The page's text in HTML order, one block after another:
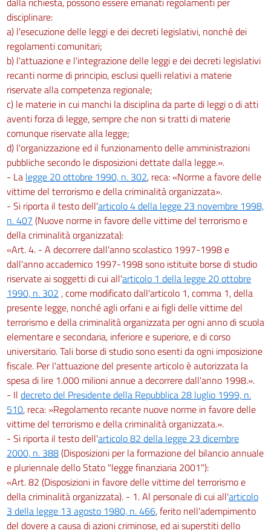
disciplinare:
a) l'esecuzione delle leggi e dei decreti legislativi, nonché dei
regolamenti comunitari;
b) l'attuazione e l'integrazione delle leggi e dei decreti legislativi
recanti norme di principio, esclusi quelli relativi a materie
riservate alla competenza regionale;
c) le materie in cui manchi la disciplina da parte di leggi o di atti
aventi forza di legge, sempre che non si tratti di materie
comunque riservate alla legge;
d) l'organizzazione ed il funzionamento delle amministrazioni
pubbliche secondo le disposizioni dettate dalla legge.».
- La legge 20 ottobre 1990, n. 302, reca: «Norme a favore delle
vittime del terrorismo e della criminalità organizzata».
- Si riporta il testo dell'articolo 4 della legge 23 novembre 1998,
n. 407 (Nuove norme in favore delle vittime del terrorismo e
della criminalità organizzata):
«Art. 4. - A decorrere dall'anno scolastico 1997-1998 e
dall'anno accademico 1997-1998 sono istituite borse di studio
riservate ai soggetti di cui all'articolo 1 della legge 20 ottobre
1990, n. 302 , come modificato dall'articolo 1, comma 1, della
presente legge, nonché agli orfani e ai figli delle vittime del
terrorismo e della criminalità organizzata per ogni anno di scuola
elementare e secondaria, inferiore e superiore, e di corso
universitario. Tali borse di studio sono esenti da ogni imposizione
fiscale. Per l'attuazione del presente articolo è autorizzata la
spesa di lire 1.000 milioni annue a decorrere dall'anno 1998.».
- Il decreto del Presidente della Repubblica 28 luglio 1999, n.
510, reca: »Regolamento recante nuove norme in favore delle
vittime del terrorismo e della criminalità organizzata.».
- Si riporta il testo dell'articolo 82 della legge 23 dicembre
2000, n. 388(Disposizioni per la formazione del bilancio annuale
e pluriennale dello Stato "legge finanziaria 2001"):
«Art. 82 (Disposizioni in favore delle vittime del terrorismo e
della criminalità organizzata). - 1. Al personale di cui all'articolo
3 della legge 13 agosto 1980, n. 466, ferito nell'adempimento
del dovere a causa di azioni criminose, ed ai superstiti dello